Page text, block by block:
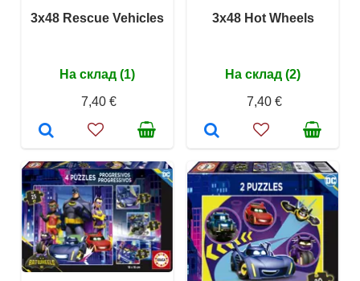
3x48 Rescue Vehicles
На склад (1)
7,40 €
3x48 Hot Wheels
На склад (2)
7,40 €